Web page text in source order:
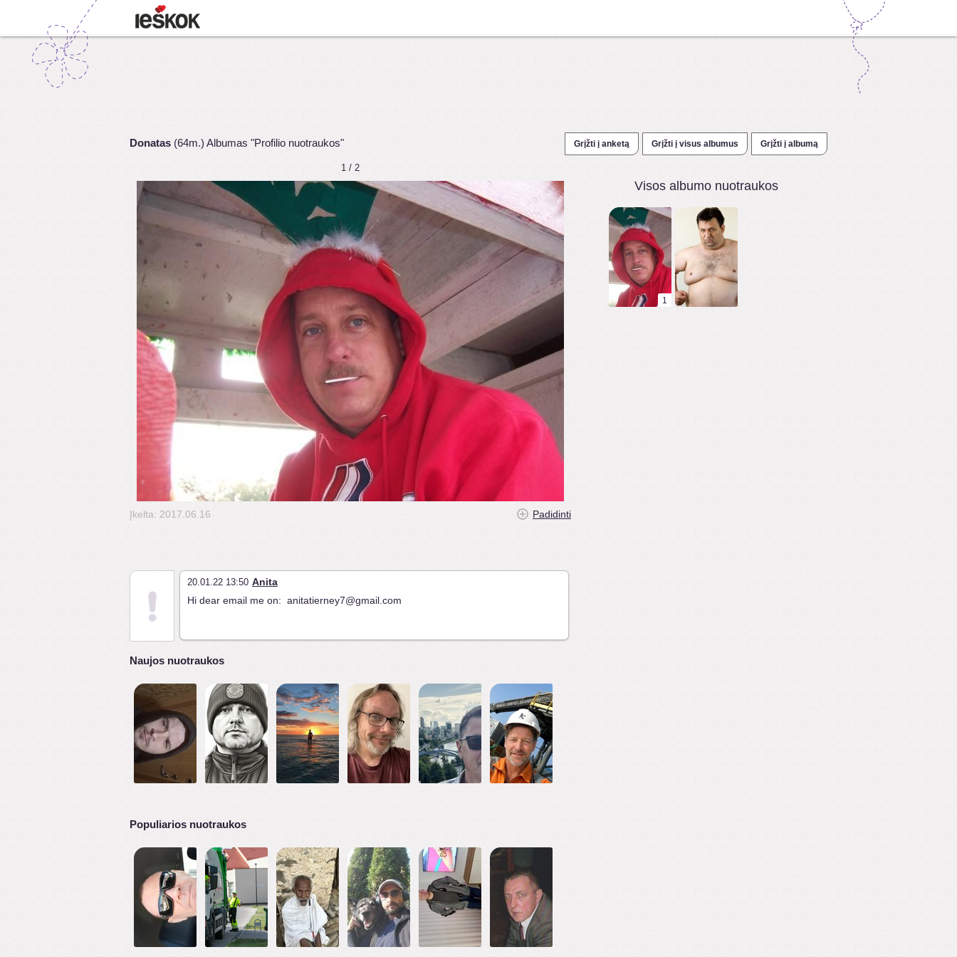
Donatas (64m.) Albumas "Profilio nuotraukos" Grįžti į anketą Grįžti į visus albumus Grįžti į albumą
1 / 2
Įkelta: 2017.06.16 Padidinti
20.01.22 13:50 Anita
Hi dear email me on: anitatierney7@gmail.com
Naujos nuotraukos
Populiarios nuotraukos
Visos albumo nuotraukos
1